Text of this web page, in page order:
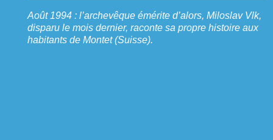
Août 1994 : l’archevêque émérite d’alors, Miloslav Vlk,
disparu le mois dernier, raconte sa propre histoire aux
habitants de Montet (Suisse).